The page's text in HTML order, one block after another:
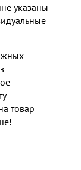
указаны
товар